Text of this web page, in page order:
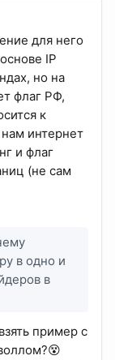
для него
IP
но на
флаг РФ,
к
интернет
и флаг
(не сам
в одно и
в
пример с